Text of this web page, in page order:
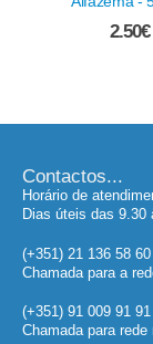
Contactos...
Horário de
Dias úteis das 9.30
(+351) 21 136 58 60
Chamada para a
(+351) 91 009 91
Chamada para